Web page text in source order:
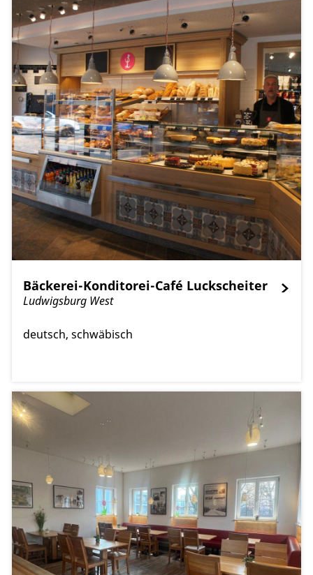
Bäckerei-Konditorei-Café Luckscheiter
Ludwigsburg West
deutsch schwäbisch